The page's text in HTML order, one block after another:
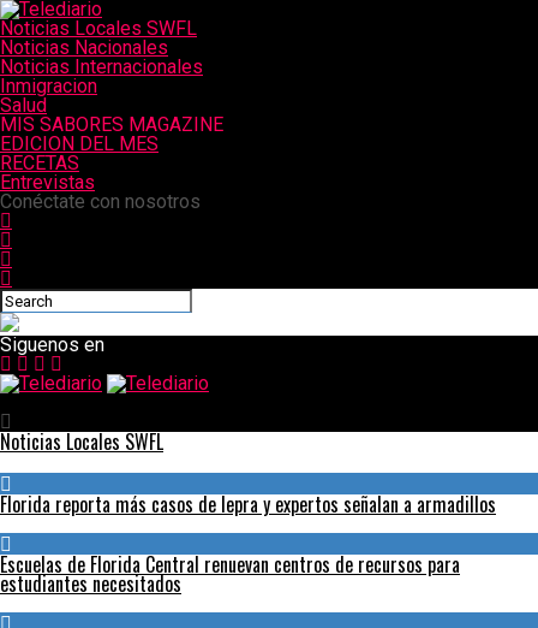
Noticias Locales SWFL
Noticias Nacionales
Noticias Internacionales
Inmigracion
Salud
MIS SABORES MAGAZINE
EDICION DEL MES
RECETAS
Entrevistas
Conéctate con nosotros
Siguenos en
Noticias Locales SWFL
Florida reporta más casos de lepra y expertos señalan a armadillos
Escuelas de Florida Central renuevan centros de recursos para
estudiantes necesitados